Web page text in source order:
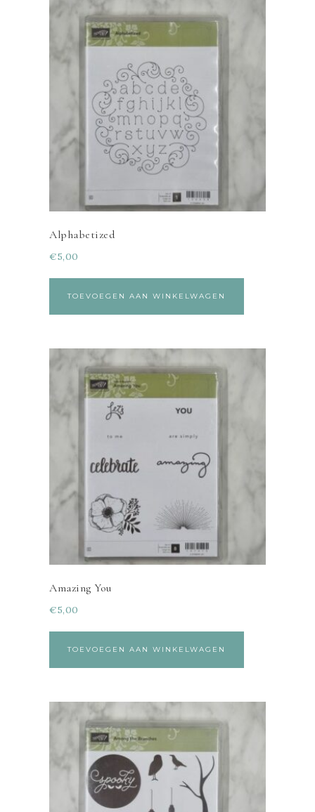
Alphabetized
€5,00
TOEVOEGEN AAN WINKELWAGEN
Amazing You
€5,00
TOEVOEGEN AAN WINKELWAGEN